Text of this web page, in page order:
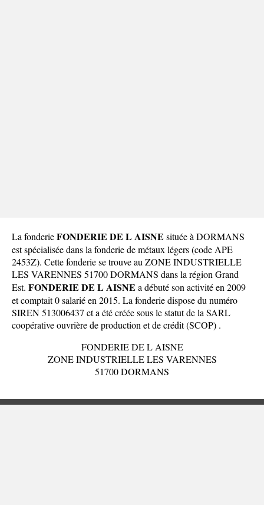
La fonderieFONDERIE DE L AISNE située à DORMANS
est spécialisée dans la fonderie de métaux légers (code APE
2453Z). Cette fonderie se trouve au ZONE INDUSTRIELLE
LES VARENNES 51700 DORMANS dans la région Grand
Est. FONDERIE DE L AISNE a débuté son activité en 2009
et comptait 0 salarié en 2015. La fonderie dispose du numéro
SIREN 513006437 et a été créée sous le statut de la SARL
coopérative ouvrière de production et de crédit (SCOP) .
FONDERIE DE L AISNE
ZONE INDUSTRIELLE LES VARENNES
51700 DORMANS